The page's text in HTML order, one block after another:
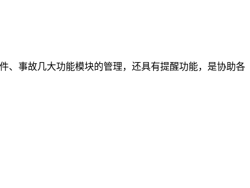
事故几大功能模块的管理，还具有提醒功能，是协助各